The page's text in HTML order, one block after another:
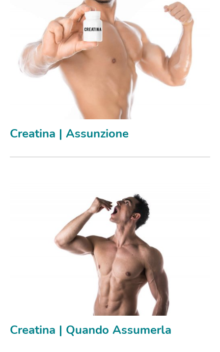
Creatina | Assunzione
Creatina | Quando Assumerla